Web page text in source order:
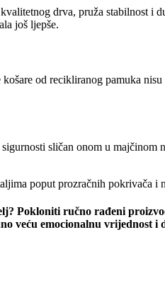
drva, pruža stabilnost
još ljepše.
od recikliranog pamuka
sličan onom u
poput prozračnih pokrivača i
Pokloniti ručno rađeni
veću emocionalnu vrijednost